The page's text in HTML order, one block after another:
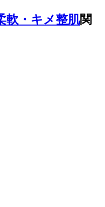
軟・キメ整肌関